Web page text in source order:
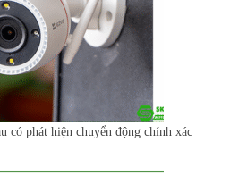
có phát hiện chuyển động chính xác